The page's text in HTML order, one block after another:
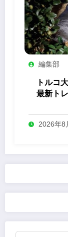
編集部
トルコ
最新ト
2026年8